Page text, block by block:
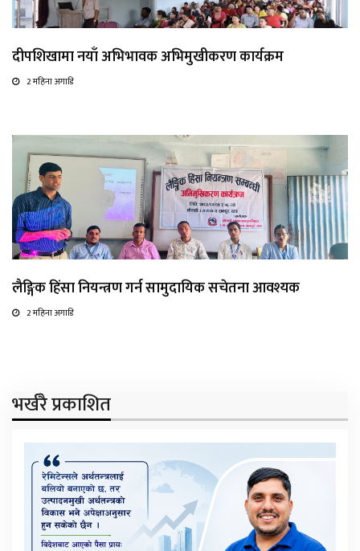
दीपशिखामा नयाँ अभिभावक अभिमुखीकरण कार्यक्रम
2 महिना अगाडि
लैङ्गिक हिंसा नियन्त्रण गर्न सामुदायिक सचेतना आवश्यक
2 महिना अगाडि
भर्खरै प्रकाशित